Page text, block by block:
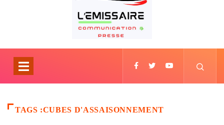
TAGS :CUBES D'ASSAISONNEMENT